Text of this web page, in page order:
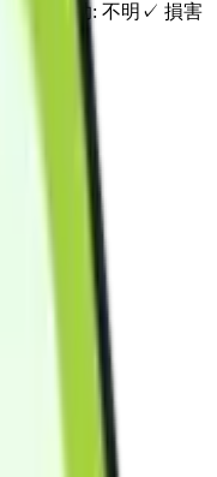
自宅援助: 不明 ✓ 損害